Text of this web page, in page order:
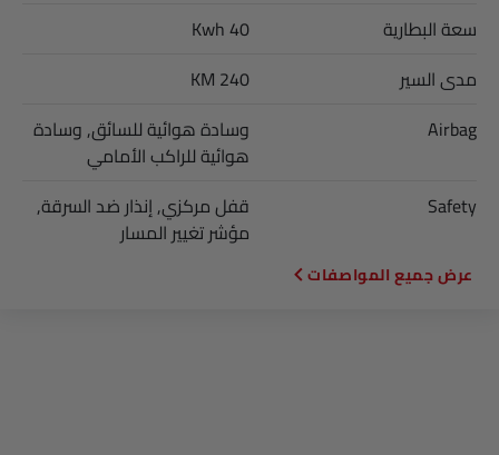
سعة البطارية
40 Kwh
مدى السير
240 KM
Airbag
وسادة هوائية للسائق, وسادة
هوائية للراكب الأمامي
Safety
قفل مركزي, إنذار ضد السرقة,
مؤشر تغيير المسار
المواصفات